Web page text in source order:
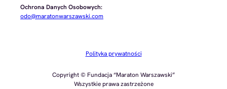
Ochrona Danych Osobowych:
odo@maratonwarszawski.com
Polityka prywatności
Copyright © Fundacja “Maraton Warszawski”
Wszystkie prawa zastrzeżone